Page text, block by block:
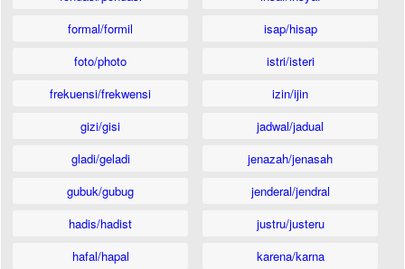
formal/formil
foto/photo
frekuensi/frekwensi
gizi/gisi
gladi/geladi
gubuk/gubug
hadis/hadist
hafal/hapal
isap/hisap
istri/isteri
izin/ijin
jadwal/jadual
jenazah/jenasah
jenderal/jendral
justru/justeru
karena/karna